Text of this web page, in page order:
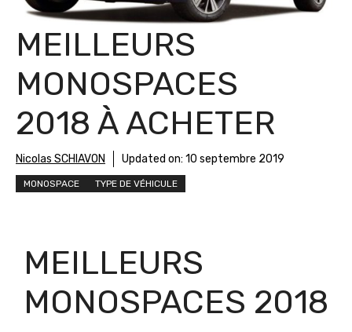
MEILLEURS
MONOSPACES
2018 À ACHETER
Nicolas SCHIAVON Updated on: 10 septembre 2019
MONOSPACE TYPE DE VÉHICULE
MEILLEURS
MONOSPACES 2018